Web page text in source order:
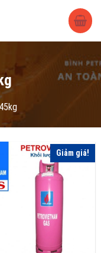
Giảm giá!